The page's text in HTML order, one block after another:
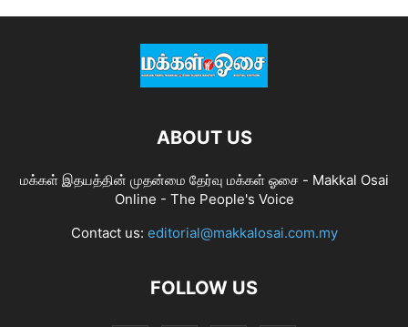
ABOUT US
மக்கள் இதயத்தின் முதன்மை தேர்வு மக்கள் ஓசை - Makkal Osai
Online - The People's Voice
Contact us: editorial@makkalosai.com.my
FOLLOW US